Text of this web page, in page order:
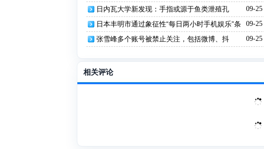
效变现！
09-25
日内瓦大学新发现：手指或源于鱼类泄殖孔
09-25
日本丰明市通过象征性“每日两小时手机娱乐”条
例
09-25
张雪峰多个账号被禁止关注，包括微博、抖
相关评论